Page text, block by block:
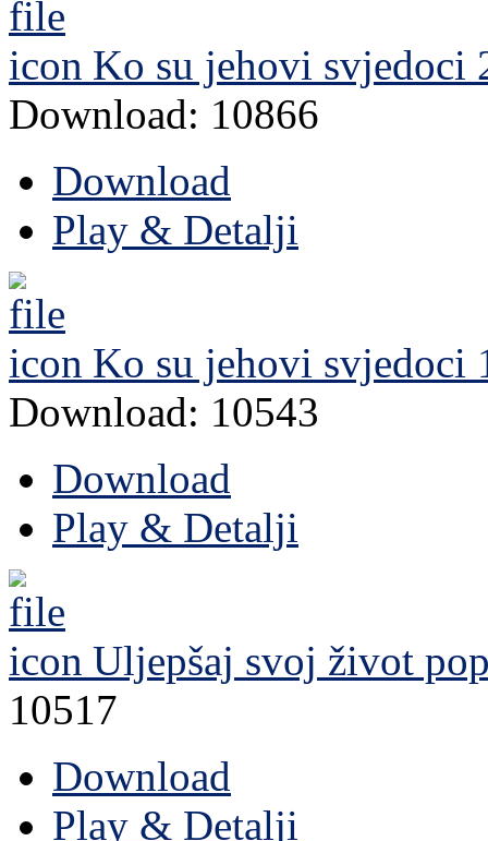
Ko su jehovi svjedoci
Download: 10866
Download
Play & Detalji
Ko su jehovi svjedoci
Download: 10543
Download
Play & Detalji
Uljepšaj svoj život
10517
Download
Play & Detalji